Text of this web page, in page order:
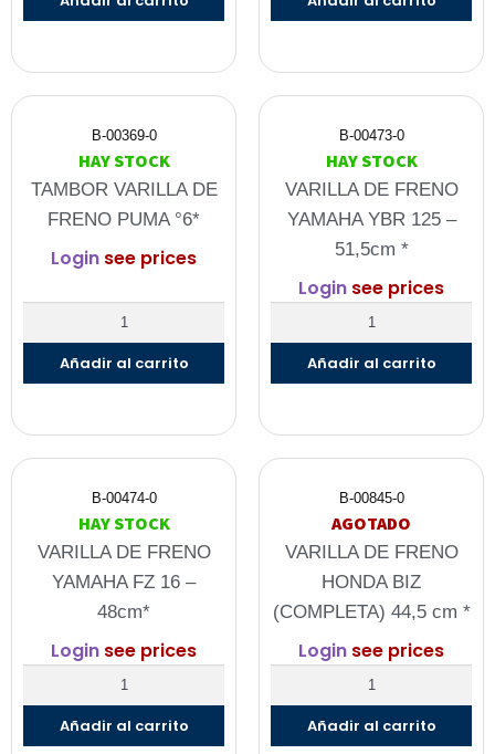
B-00369-0
HAY STOCK
TAMBOR VARILLA DE
FRENO PUMA °6*
Login see prices
Añadir al carrito
B-00473-0
HAY STOCK
VARILLA DE FRENO
YAMAHA YBR 125 –
51,5cm *
Login see prices
Añadir al carrito
B-00474-0
HAY STOCK
VARILLA DE FRENO
YAMAHA FZ 16 –
48cm*
Login see prices
Añadir al carrito
B-00845-0
AGOTADO
VARILLA DE FRENO
HONDA BIZ
(COMPLETA) 44,5 cm *
Login see prices
Añadir al carrito